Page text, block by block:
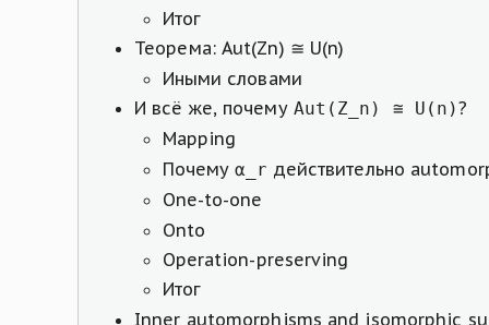
Итог
Теорема: Aut(Zn) ≅ U(n)
Иными словами
И всё же, почему Aut(Z_n) ≅ U(n)?
Mapping
Почемуα_r действительно
One-to-one
Onto
Operation-preserving
Итог
Inner automorphisms and isomorphic